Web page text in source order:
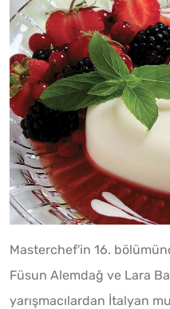
Masterchef'in 16.
Füsun Alemdağ ve Lara
yarışmacılardan İtalyan